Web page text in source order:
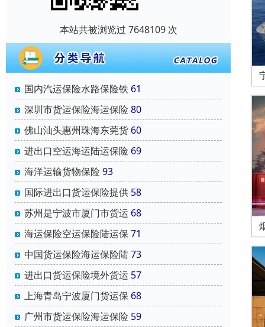
本站共被浏览过 7648109 次
国内汽运保险水路保险铁 61
深圳市货运保险海运保险 80
佛山汕头惠州珠海东莞货 60
进出口空运海运陆运保险 69
海洋运输货物保险 93
国际进出口货运保险提供 58
苏州是宁波市厦门市货运 68
海运保险空运保险陆运保 71
中国货运保险海运保险陆73
进出口货运保险境外货运 57
上海青岛宁波厦门货运保 68
广州市货运保险海运保险 59